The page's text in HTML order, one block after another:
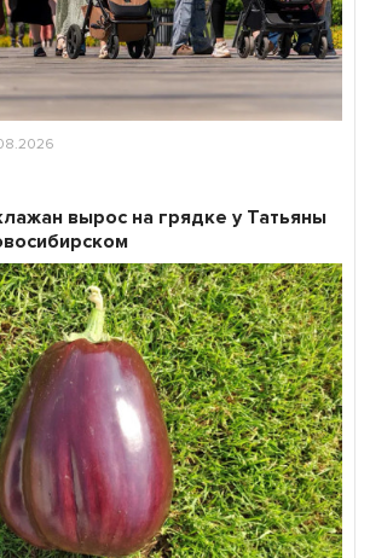
вырос на грядке у Татьяны